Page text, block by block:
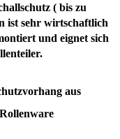
( bis zu
ist sehr wirtschaftlich
und eignet sich
aus